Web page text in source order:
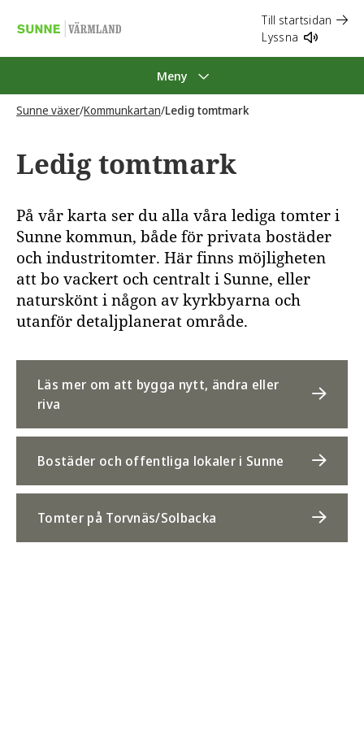
Till startsidan
Lyssna
Meny
Sunne växer/Kommunkartan/Ledig tomtmark
Ledig tomtmark
På vår karta ser du alla våra lediga tomter i
Sunne kommun, både för privata bostäder
och industritomter. Här finns möjligheten
att bo vackert och centralt i Sunne, eller
naturskönt i någon av kyrkbyarna och
utanför detaljplanerat område.
Läs mer om att bygga nytt, ändra eller
riva
Bostäder och offentliga lokaler i Sunne
Tomter på Torvnäs/Solbacka